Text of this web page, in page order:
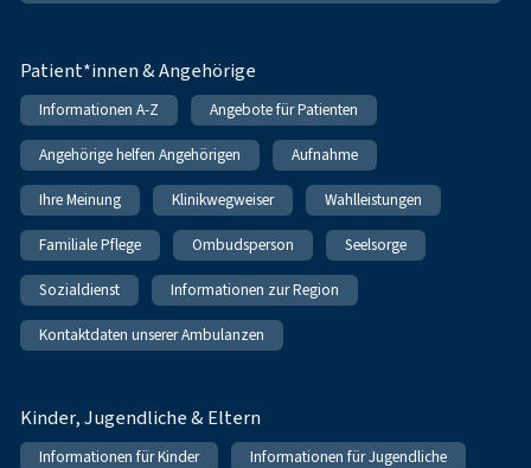
Patient*innen & Angehörige
Informationen A-Z Angebote für Patienten
Angehörige helfen Angehörigen Aufnahme
Ihre Meinung Klinikwegweiser Wahlleistungen
Familiale Pflege Ombudsperson Seelsorge
Sozialdienst Informationen zur Region
Kontaktdaten unserer Ambulanzen
Kinder, Jugendliche & Eltern
Informationen für Kinder Informationen für Jugendliche